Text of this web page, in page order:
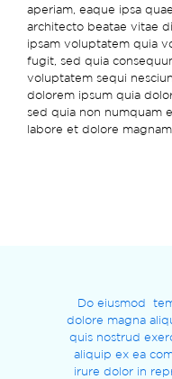
aperiam, eaque ipsa
architecto beatae vitae
ipsam voluptatem quia
fugit, sed quia
voluptatem sequi
dolorem ipsum quia
sed quia non numquam
labore et dolore
Do eiusmod
dolore magna
quis nostrud
aliquip ex ea
irure dolor in